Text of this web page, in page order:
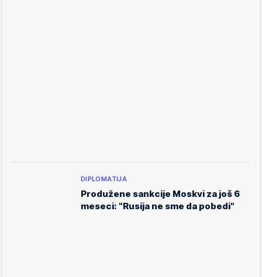
DIPLOMATIJA
Produžene sankcije Moskvi za još 6
meseci: "Rusija ne sme da pobedi"